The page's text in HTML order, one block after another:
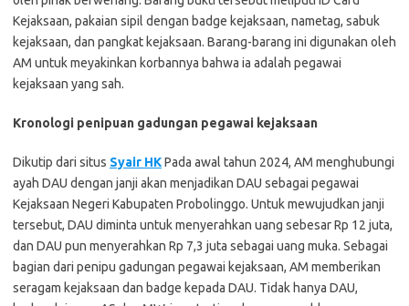
Kejaksaan, pakaian sipil dengan badge kejaksaan, nametag, sabuk
kejaksaan, dan pangkat kejaksaan. Barang-barang ini digunakan oleh
AM untuk meyakinkan korbannya bahwa ia adalah pegawai
kejaksaan yang sah.
Kronologi penipuan gadungan pegawai kejaksaan
Dikutip dari situs Syair HKPada awal tahun 2024, AM menghubungi
ayah DAU dengan janji akan menjadikan DAU sebagai pegawai
Kejaksaan Negeri Kabupaten Probolinggo. Untuk mewujudkan janji
tersebut, DAU diminta untuk menyerahkan uang sebesar Rp 12 juta,
dan DAU pun menyerahkan Rp 7,3 juta sebagai uang muka. Sebagai
bagian dari penipu gadungan pegawai kejaksaan, AM memberikan
seragam kejaksaan dan badge kepada DAU. Tidak hanya DAU,